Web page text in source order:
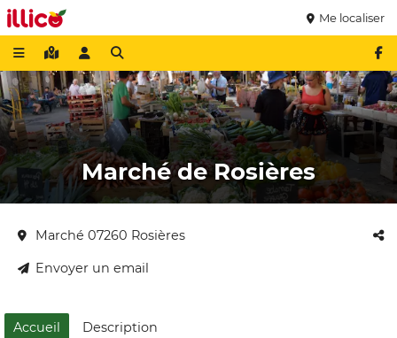
Me localiser
Marché de Rosières
Marché 07260 Rosières
Envoyer un email
Accueil Description